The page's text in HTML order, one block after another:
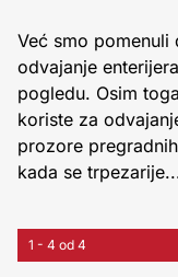
Već smo pomenuli
odvajanje
pogledu. Osim
koriste za
prozore
kada se
1 - 4 od 4